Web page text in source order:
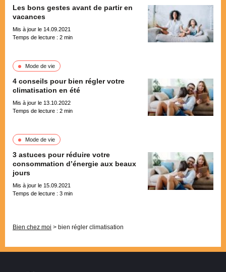
Les bons gestes avant de partir en
vacances
Mis à jour le 14.09.2021
Temps de lecture : 2 min
Mode de vie
4 conseils pour bien régler votre
climatisation en été
Mis à jour le 13.10.2022
Temps de lecture : 2 min
Mode de vie
3 astuces pour réduire votre
consommation d’énergie aux beaux
jours
Mis à jour le 15.09.2021
Temps de lecture : 3 min
Bien chez moi > bien régler climatisation